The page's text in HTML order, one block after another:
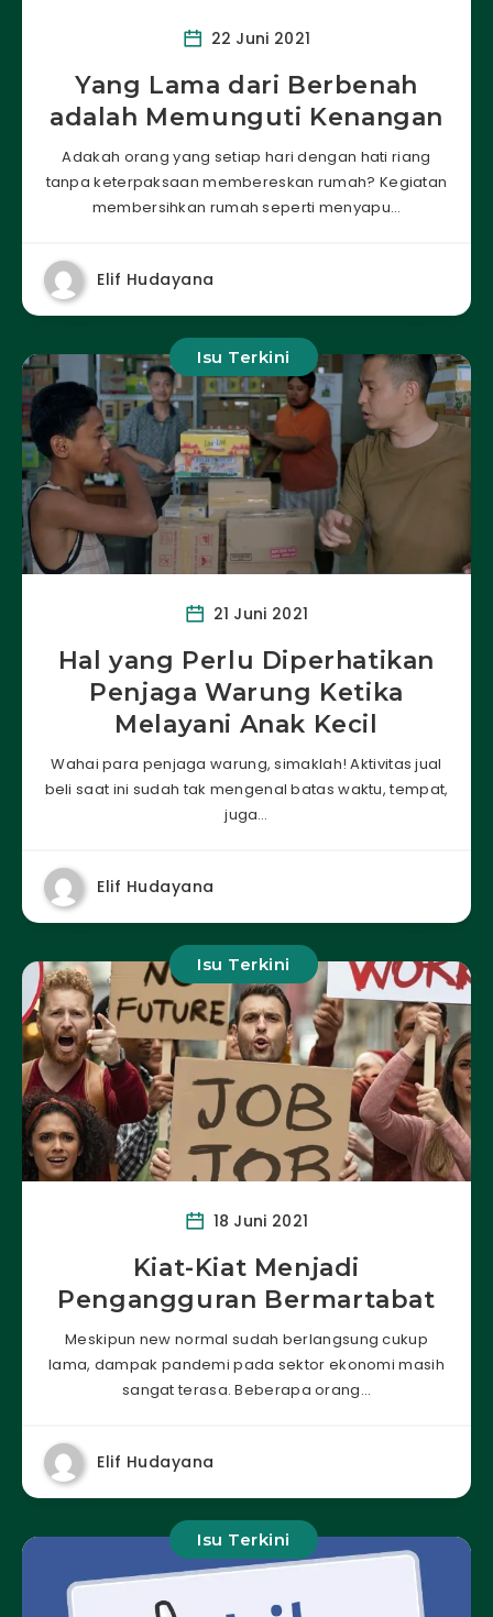
22 Juni 2021
Yang Lama dari Berbenah
adalah Memunguti Kenangan
Adakah orang yang setiap hari dengan hati riang
tanpa keterpaksaan membereskan rumah? Kegiatan
membersihkan rumah seperti menyapu…
Elif Hudayana
Isu Terkini
21 Juni 2021
Hal yang Perlu Diperhatikan
Penjaga Warung Ketika
Melayani Anak Kecil
Wahai para penjaga warung, simaklah! Aktivitas jual
beli saat ini sudah tak mengenal batas waktu, tempat,
juga…
Elif Hudayana
Isu Terkini
18 Juni 2021
Kiat-Kiat Menjadi
Pengangguran Bermartabat
Meskipun new normal sudah berlangsung cukup
lama, dampak pandemi pada sektor ekonomi masih
sangat terasa. Beberapa orang…
Elif Hudayana
Isu Terkini